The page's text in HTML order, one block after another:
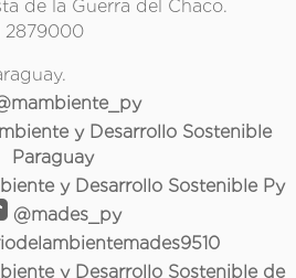
de la Guerra del Chaco.
2879000
y Desarrollo Sostenible
Paraguay
y Desarrollo Sostenible Py
@mades_py
y Desarrollo Sostenible de